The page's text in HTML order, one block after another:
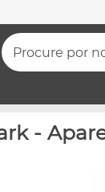
Procure por
-